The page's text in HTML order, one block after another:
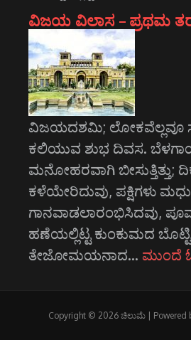
ವಿಜಯ ವಿಲಾಸ – ಪ್ರಥಮ
ವಿಜಯದಶಮಿ; ಲೋಕವೆಲ್ಲವೂ
ಕಲಿಯುವ ಶುಭ ದಿವಸ.
ಮನೋಹರವಾಗಿ ಬೀಸುತ್ತಿತ್ತು;
ಕಳೆಯೇರಿದುವು, ಪಕ್ಷಿಗಳು
ಗಾನವಾಡಲಾರಂಭಿಸಿದವು,
ಹಣೆಯಲ್ಲಿಟ್ಟ ಕುಂಕುಮದ
ತೇಜೋಮಯನಾದ… ಮುಂದೆ
Copyright © 2026 ಚಿಲುಮೆ | Powered